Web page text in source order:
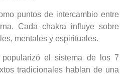
puntos de intercambio entre
Cada chakra influye sobre
mentales y espirituales.
el sistema de los 7
tradicionales hablan de una